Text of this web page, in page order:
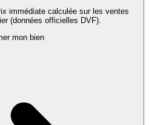
immédiate calculée sur les ventes
(données officielles DVF).
mon bien